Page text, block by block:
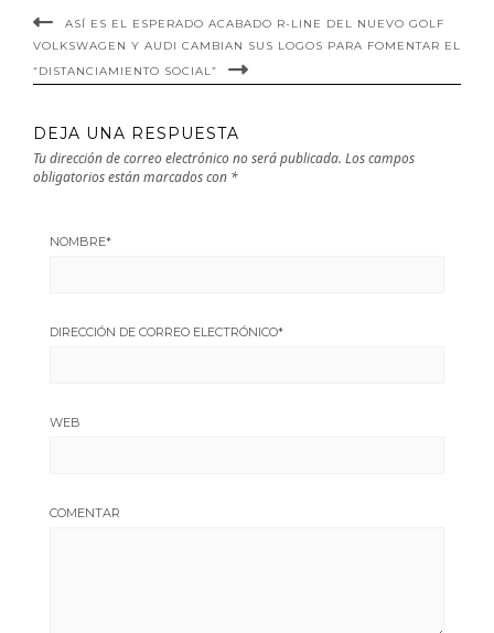
ASÍ ES EL ESPERADO ACABADO R-LINE DEL NUEVO GOLF
VOLKSWAGEN Y AUDI CAMBIAN SUS LOGOS PARA FOMENTAR EL
“DISTANCIAMIENTO SOCIAL”
DEJA UNA RESPUESTA
Tu dirección de correo electrónico no será publicada. Los campos
obligatorios están marcados con *
NOMBRE*
DIRECCIÓN DE CORREO ELECTRÓNICO*
WEB
COMENTAR